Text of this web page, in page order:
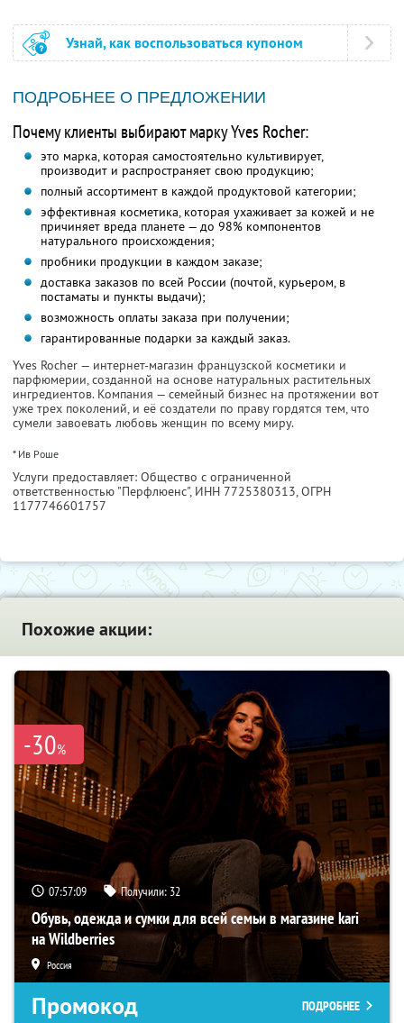
Узнай, как воспользоваться купоном
ПОДРОБНЕЕ О ПРЕДЛОЖЕНИИ
Почему клиенты выбирают марку Yves Rocher:
это марка, которая самостоятельно культивирует,
производит и распространяет свою продукцию;
полный ассортимент в каждой продуктовой категории;
эффективная косметика, которая ухаживает за кожей и не
причиняет вреда планете — до 98% компонентов
натурального происхождения;
пробники продукции в каждом заказе;
доставка заказов по всей России (почтой, курьером, в
постаматы и пункты выдачи);
возможность оплаты заказа при получении;
гарантированные подарки за каждый заказ.
Yves Rocher — интернет-магазин французской косметики и
парфюмерии, созданной на основе натуральных растительных
ингредиентов. Компания — семейный бизнес на протяжении вот
уже трех поколений, и её создатели по праву гордятся тем, что
сумели завоевать любовь женщин по всему миру.
* Ив Роше
Услуги предоставляет: Общество с ограниченной
ответственностью "Перфлюенс", ИНН 7725380313, ОГРН
1177746601757
Похожие акции:
-30%
07:57:08 Получили: 32
Обувь, одежда и сумки для всей семьи в магазине kari
на Wildberries
Россия
Промокод ПОДРОБНЕЕ